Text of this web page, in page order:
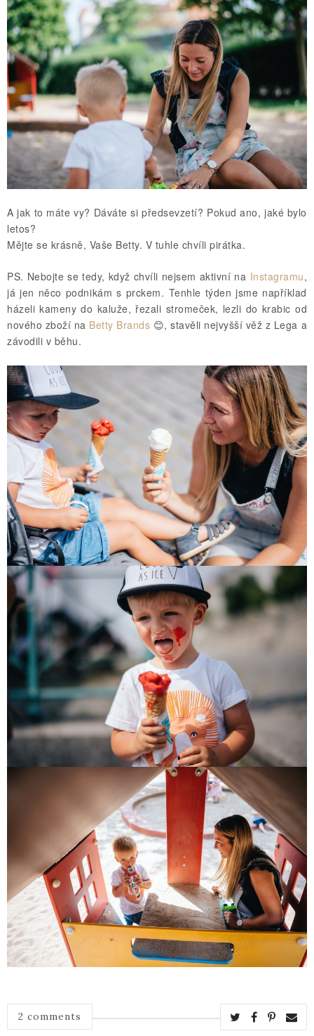
A jak to máte vy? Dáváte si předsevzetí? Pokud ano, jaké bylo
letos?
Mějte se krásně, Vaše Betty. V tuhle chvíli pirátka.
PS. Nebojte se tedy, když chvíli nejsem aktivní na Instagramu,
já jen něco podnikám s prckem. Tenhle týden jsme například
házeli kameny do kaluže, řezali stromeček, lezli do krabic od
nového zboží na Betty Brands 😊, stavěli nejvyšší věž z Lega a
závodili v běhu.
2 comments